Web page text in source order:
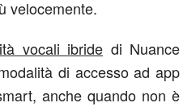
velocemente.
vocali ibride di Nuance
di accesso ad app
anche quando non è